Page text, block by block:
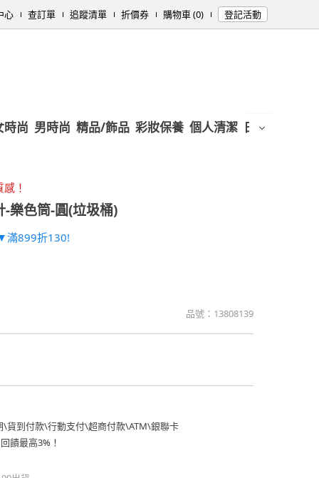
心 查訂單 追蹤清單 折價券 購物車 (0) 登記活動
時尚 男時尚 精品/飾品 彩妝保養 個人清潔 日用/紙品
！
-樂色筒-圓(垃圾桶)
滿899折130!
品號： 13808139
\貨到付款\行動支付\超商付款\ATM\銀聯卡
饋最高3%！